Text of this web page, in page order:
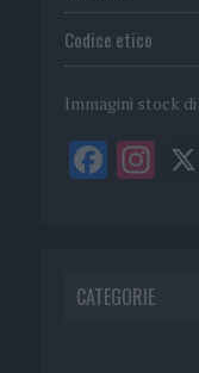
Codice etico
Immagini stock di
CATEGORIE